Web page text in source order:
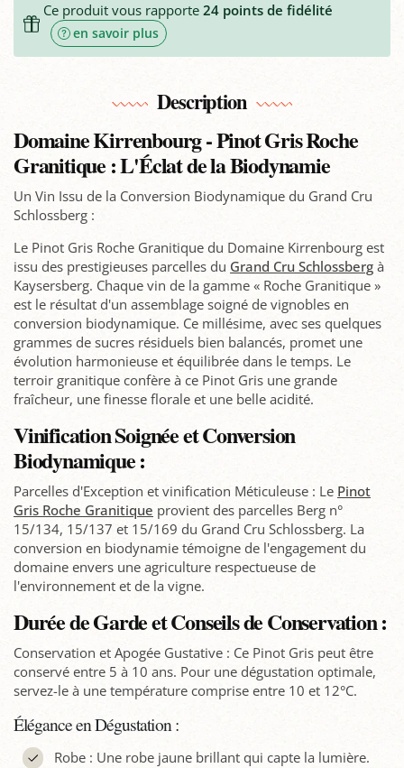
Ce produit vous rapporte24 points de fidélité
en savoir plus
Description
Domaine Kirrenbourg - Pinot Gris Roche
Granitique : L'Éclat de la Biodynamie
Un Vin Issu de la Conversion Biodynamique du Grand Cru
Schlossberg :
Le Pinot Gris Roche Granitique du Domaine Kirrenbourg est
issu des prestigieuses parcelles du Grand Cru Schlossberg à
Kaysersberg. Chaque vin de la gamme « Roche Granitique »
est le résultat d'un assemblage soigné de vignobles en
conversion biodynamique. Ce millésime, avec ses quelques
grammes de sucres résiduels bien balancés, promet une
évolution harmonieuse et équilibrée dans le temps. Le
terroir granitique confère à ce Pinot Gris une grande
fraîcheur, une finesse florale et une belle acidité.
Vinification Soignée et Conversion
Biodynamique :
Parcelles d'Exception et vinification Méticuleuse : Le Pinot
Gris Roche Granitique provient des parcelles Berg n°
15/134, 15/137 et 15/169 du Grand Cru Schlossberg. La
conversion en biodynamie témoigne de l'engagement du
domaine envers une agriculture respectueuse de
l'environnement et de la vigne.
Durée de Garde et Conseils de Conservation :
Conservation et Apogée Gustative : Ce Pinot Gris peut être
conservé entre 5 à 10 ans. Pour une dégustation optimale,
servez-le à une température comprise entre 10 et 12°C.
Élégance en Dégustation :
Robe : Une robe jaune brillant qui capte la lumière.